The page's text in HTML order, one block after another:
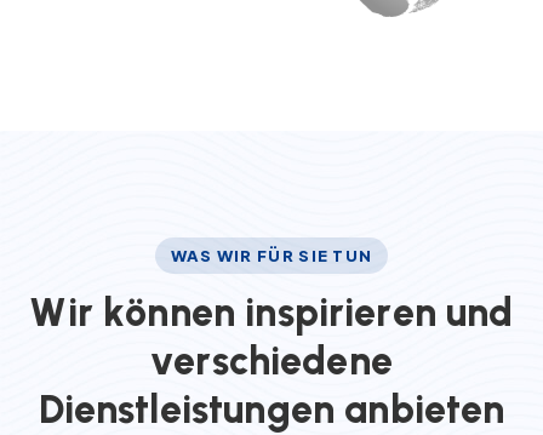
WAS WIR FÜR SIE TUN
Wir können inspirieren und
verschiedene
Dienst eistungen an bieten